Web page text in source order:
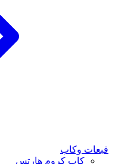
قبعات وكاب
كاب كروم هارتس